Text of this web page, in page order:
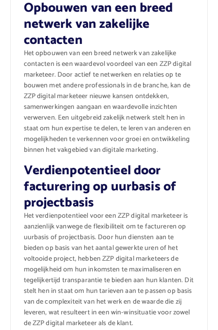
Opbouwen van een breed
netwerk van zakelijke
contacten
Het opbouwen van een breed netwerk van zakelijke
contacten is een waardevol voordeel van een ZZP digital
marketeer. Door actief te netwerken en relaties op te
bouwen met andere professionals in de branche, kan de
ZZP digital marketeer nieuwe kansen ontdekken,
samenwerkingen aangaan en waardevolle inzichten
verwerven. Een uitgebreid zakelijk netwerk stelt hen in
staat om hun expertise te delen, te leren van anderen en
mogelijkheden te verkennen voor groei en ontwikkeling
binnen het vakgebied van digitale marketing.
Verdienpotentieel door
facturering op uurbasis of
projectbasis
Het verdienpotentieel voor een ZZP digital marketeer is
aanzienlijk vanwege de flexibiliteit om te factureren op
uurbasis of projectbasis. Door hun diensten aan te
bieden op basis van het aantal gewerkte uren of het
voltooide project, hebben ZZP digital marketeers de
mogelijkheid om hun inkomsten te maximaliseren en
tegelijkertijd transparantie te bieden aan hun klanten. Dit
stelt hen in staat om hun tarieven aan te passen op basis
van de complexiteit van het werk en de waarde die zij
leveren, wat resulteert in een win-winsituatie voor zowel
de ZZP digital marketeer als de klant.